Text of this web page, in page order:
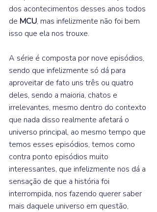
dos acontecimentos desses anos todos
de MCU, mas infelizmente não foi bem
isso que ela nos trouxe.
A série é composta por nove episódios,
sendo que infelizmente só dá para
aproveitar de fato uns três ou quatro
deles, sendo a maioria, chatos e
irrelevantes, mesmo dentro do contexto
que nada disso realmente afetará o
universo principal, ao mesmo tempo que
temos esses episódios, temos como
contra ponto episódios muito
interessantes, que infelizmente nos dá a
sensação de que a história foi
interrompida, nos fazendo querer saber
mais daquele universo em questão,